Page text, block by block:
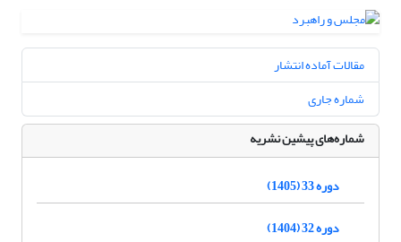
مقالات آماده انتشار
شماره جاری
شماره‌های پیشین نشریه
دوره 33 (1405)
دوره 32 (1404)